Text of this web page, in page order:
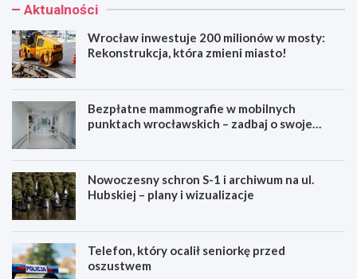
Aktualności
Wrocław inwestuje 200 milionów w mosty:
Rekonstrukcja, która zmieni miasto!
Bezpłatne mammografie w mobilnych
punktach wrocławskich – zadbaj o swoje
Nowoczesny schron S-1 i archiwum na ul.
Hubskiej – plany i wizualizacje
Telefon, który ocalił seniorkę przed
oszustwem